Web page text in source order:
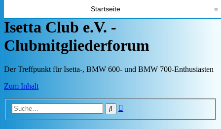
Startseite ≡
Isetta Club e.V. -
Clubmitgliederforum
Der Treffpunkt für Isetta-, BMW 600- und BMW 700-Enthusiasten
Zum Inhalt
Suche